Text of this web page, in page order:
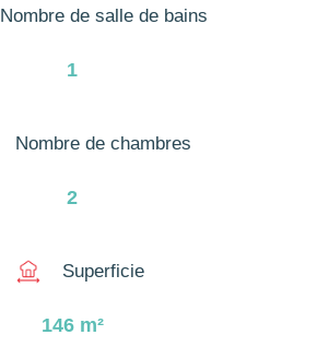
Nombre de salle de bains
1
Nombre de chambres
2
Superficie
146 m²